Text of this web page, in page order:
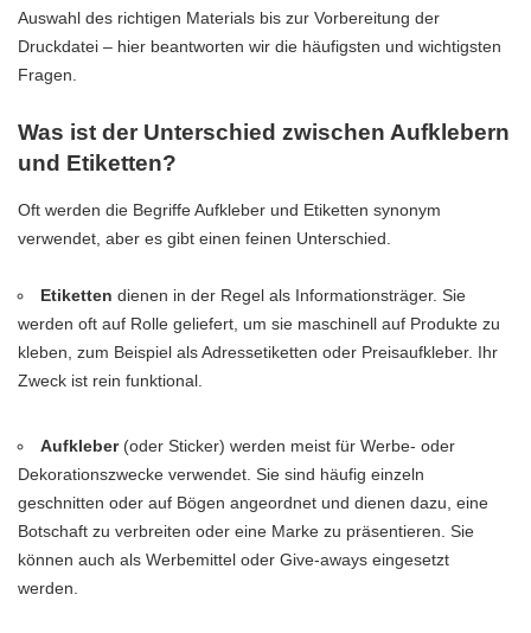
Auswahl des richtigen Materials bis zur Vorbereitung der
Druckdatei – hier beantworten wir die häufigsten und wichtigsten
Fragen.
Was ist der Unterschied zwischen Aufklebern
und Etiketten?
Oft werden die Begriffe Aufkleber und Etiketten synonym
verwendet, aber es gibt einen feinen Unterschied.
Etiketten dienen in der Regel als Informationsträger. Sie
werden oft auf Rolle geliefert, um sie maschinell auf Produkte zu
kleben, zum Beispiel als Adressetiketten oder Preisaufkleber. Ihr
Zweck ist rein funktional.
Aufkleber(oder Sticker) werden meist für Werbe- oder
Dekorationszwecke verwendet. Sie sind häufig einzeln
geschnitten oder auf Bögen angeordnet und dienen dazu, eine
Botschaft zu verbreiten oder eine Marke zu präsentieren. Sie
können auch als Werbemittel oder Give-aways eingesetzt
werden.